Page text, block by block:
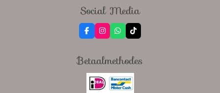
Social Media
F
a
b
o
I
n
a
r
a
m
W
h
s
p
p
T
i
o
Betaalmethodes